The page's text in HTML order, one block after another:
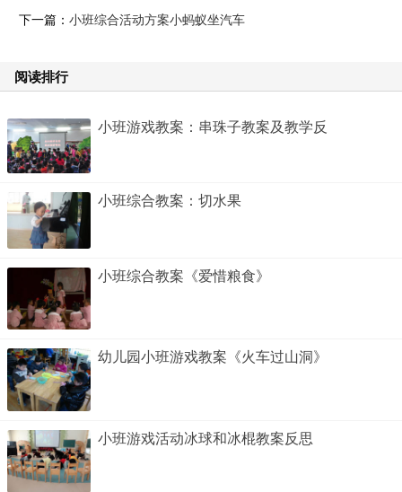
下一篇： 小班综合活动方案小蚂蚁坐汽车
阅读排行
小班游戏教案：串珠子教案及教学反
小班综合教案：切水果
小班综合教案《爱惜粮食》
幼儿园小班游戏教案《火车过山洞》
小班游戏活动冰球和冰棍教案反思